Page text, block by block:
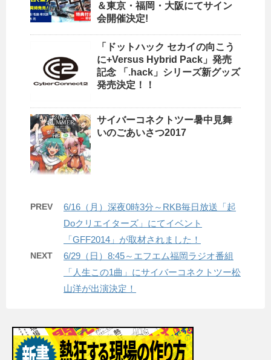
＆東京・福岡・大阪にてサイン
会開催決定!
「ドットハック セカイの向こう
に+Versus Hybrid Pack」発売
記念 「.hack」シリーズ新グッズ
発売決定！！
サイバーコネクトツー暑中見舞
いのごあいさつ2017
PREV
6/16（月）深夜0時3分～RKB毎日放送「起
Doクリエイターズ」にてイベント
「GFF2014」が取材されました！
NEXT
6/29（日）8:45～エフエム福岡ラジオ番組
「人生この1曲」にサイバーコネクトツー松
山洋が出演決定！